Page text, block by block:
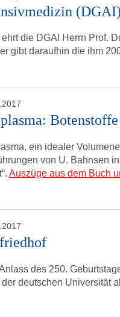
(DGAI)
ehrt die DGAI Herrn Prof.
gibt daraufhin die ihm
ein idealer
von U. Bahnsen
Auszüge aus dem Buch
des 250.
der deutschen Universität